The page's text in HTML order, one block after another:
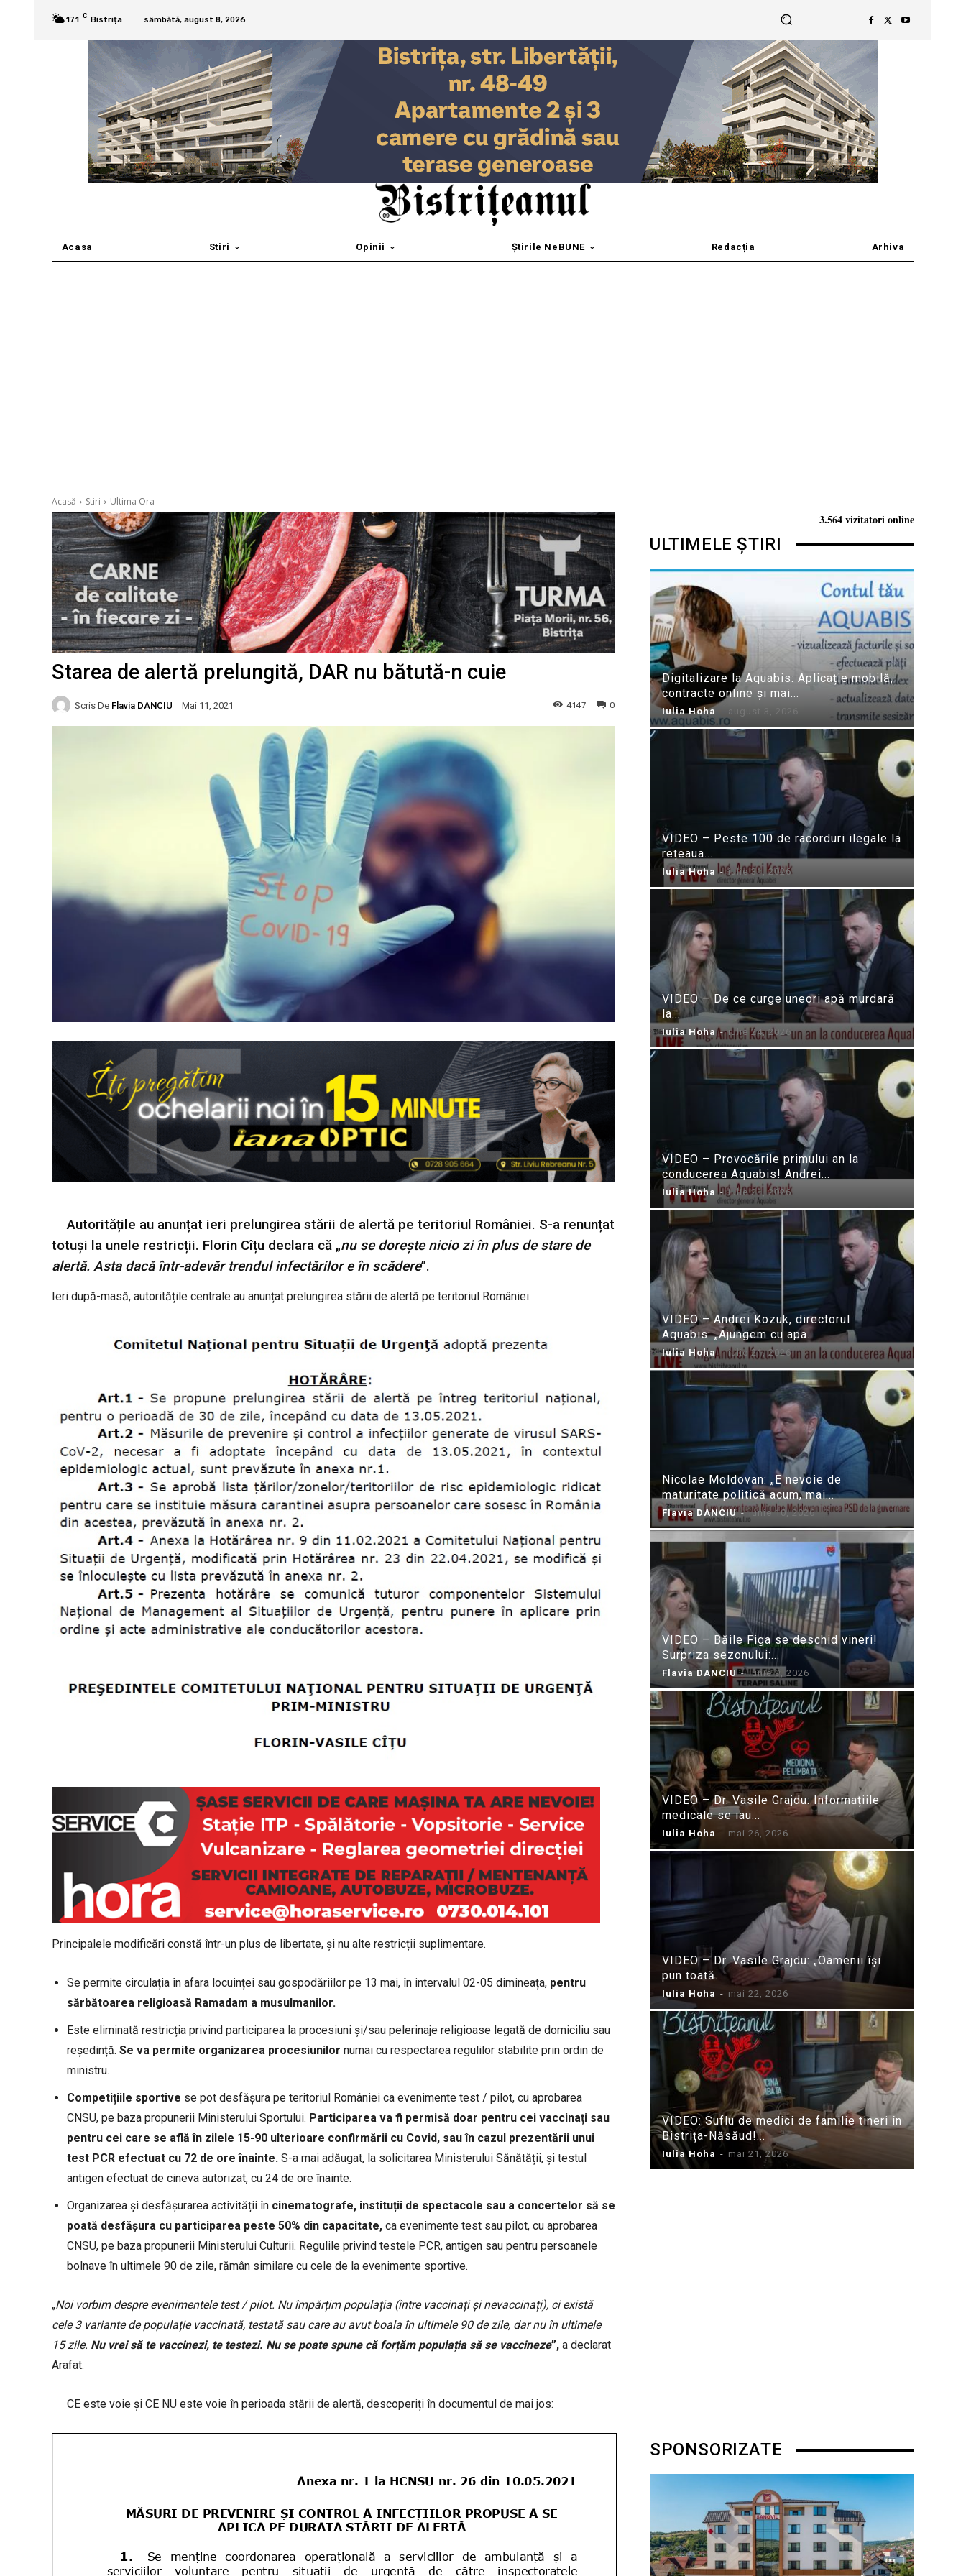
17.1 C Bistrița sâmbătă, august 8, 2026
Acasa Stiri Opinii Știrile NeBUNE Redacția Arhiva
Acasă Stiri Ultima Ora
Starea de alertă prelungită, DAR nu bătută-n cuie
Scris De Flavia DANCIU Mai 11, 2021 0
4147
Autoritățile au anunțat ieri prelungirea stării de alertă pe teritoriul României. S-a renunțat
totuși la unele restricții. Florin Cîțu declara că „nu se dorește nicio zi în plus de stare de
alertă. Asta dacă într-adevăr trendul infectărilor e în scădere”.
Ieri după-masă, autoritățile centrale au anunțat prelungirea stării de alertă pe teritoriul României.
Principalele modificări constă într-un plus de libertate, și nu alte restricții suplimentare.
Se permite circulația în afara locuinței sau gospodăriilor pe 13 mai, în intervalul 02-05 dimineața, pentru
sărbătoarea religioasă Ramadam a musulmanilor.
Este eliminată restricția privind participarea la procesiuni și/sau pelerinaje religioase legată de domiciliu sau
reședință. Se va permite organizarea procesiunilor numai cu respectarea regulilor stabilite prin ordin de
ministru.
Competițiile sportive se pot desfășura pe teritoriul României ca evenimente test / pilot, cu aprobarea
CNSU, pe baza propunerii Ministerului Sportului. Participarea va fi permisă doar pentru cei vaccinați sau
pentru cei care se află în zilele 15-90 ulterioare confirmării cu Covid, sau în cazul prezentării unui
test PCR efectuat cu 72 de ore înainte. S-a mai adăugat, la solicitarea Ministerului Sănătății, și testul
antigen efectuat de cineva autorizat, cu 24 de ore înainte.
Organizarea și desfășurarea activității în cinematografe, instituții de spectacole sau a concertelor să se
poată desfășura cu participarea peste 50% din capacitate, ca evenimente test sau pilot, cu aprobarea
CNSU, pe baza propunerii Ministerului Culturii. Regulile privind testele PCR, antigen sau pentru persoanele
bolnave în ultimele 90 de zile, rămân similare cu cele de la evenimente sportive.
„Noi vorbim despre evenimentele test / pilot. Nu împărțim populația (între vaccinați și nevaccinați), ci există
cele 3 variante de populație vaccinată, testată sau care au avut boala în ultimele 90 de zile, dar nu în ultimele
15 zile. Nu vrei să te vaccinezi, te testezi. Nu se poate spune că forțăm populația să se vaccineze”, a declarat
Arafat.
CE este voie și CE NU este voie în perioada stării de alertă, descoperiți în documentul de mai jos:
3.564 vizitatori online
ULTIMELE ȘTIRI
Digitalizare la Aquabis: Aplicație mobilă,
contracte online și mai...
Iulia Hoha - august 3, 2026
VIDEO – Peste 100 de racorduri ilegale la
rețeaua...
Iulia Hoha - iulie 31, 2026
VIDEO – De ce curge uneori apă murdară
la...
Iulia Hoha - iulie 24, 2026
VIDEO – Provocările primului an la
conducerea Aquabis! Andrei...
Iulia Hoha - iulie 21, 2026
VIDEO – Andrei Kozuk, directorul
Aquabis: „Ajungem cu apa...
Iulia Hoha - iulie 21, 2026
Nicolae Moldovan: „E nevoie de
maturitate politică acum, mai...
Flavia DANCIU - iunie 10, 2026
VIDEO – Băile Figa se deschid vineri!
Surpriza sezonului:...
Flavia DANCIU - iunie 9, 2026
VIDEO – Dr. Vasile Grajdu: Informațiile
medicale se iau...
Iulia Hoha - mai 26, 2026
VIDEO – Dr. Vasile Grajdu: „Oamenii își
pun toată...
Iulia Hoha - mai 22, 2026
VIDEO: Suflu de medici de familie tineri în
Bistrița-Năsăud!...
Iulia Hoha - mai 21, 2026
SPONSORIZATE